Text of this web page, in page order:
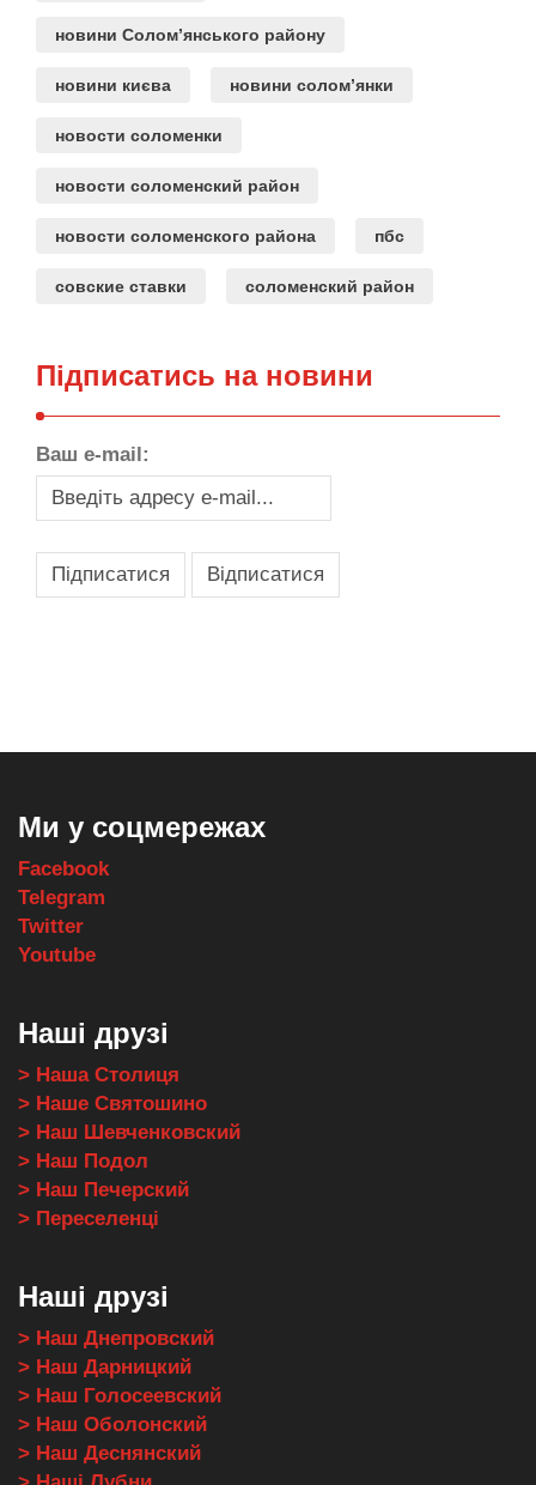
новини Солом’янського району
новини києва новини солом’янки
новости соломенки
новости соломенский район
новости соломенского района пбс
совские ставки соломенский район
Підписатись на новини
Ваш e-mail:
Ми у соцмережах
Facebook
Telegram
Twitter
Youtube
Наші друзі
> Наша Столиця
> Наше Святошино
> Наш Шевченковский
> Наш Подол
> Наш Печерский
> Переселенці
Наші друзі
> Наш Днепровский
> Наш Дарницкий
> Наш Голосеевский
> Наш Оболонский
> Наш Деснянский